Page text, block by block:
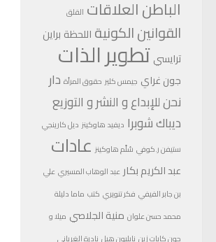
الباطنالعلاقات القلق
القوانين الكونية اللحظة براين
ترايسيتطوير الذات
جون غراي جيمس كلير حقوق المرأة دار
نحن للإبداع و النشر و التوزيع
ديباك شوبرا ديفيد هاوكينز ديل كارينجي
ستيفن ر.كوفي سُلّم هاوكينز عادات
عبد الكريم بكار عبد الوهاب المسيري علي
بن جابر الفيفي فكر تنويري كتب ماما دليلة
محمد حسن علوان منية الجلاصي ميلا و
جون كابات زين نابليون هيل نادرة الغرياني